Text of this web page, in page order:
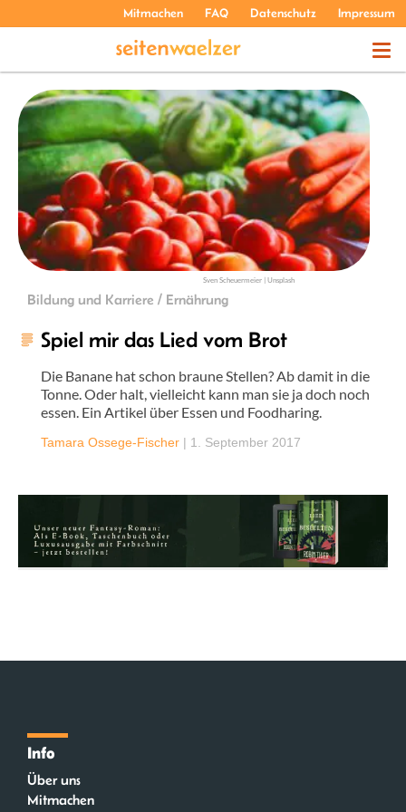
Mitmachen FAQ Datenschutz Impressum
THEMEN
PODCASTS
ÜBER UNS
Sven Scheuermeier | Unsplash
Bildung und Karriere / Ernährung
Spiel mir das Lied vom Brot
Die Banane hat schon braune Stellen? Ab damit in die
Tonne. Oder halt, vielleicht kann man sie ja doch noch
essen. Ein Artikel über Essen und Foodharing.
Tamara Ossege-Fischer | 1. September 2017
Info
Über uns
Mitmachen